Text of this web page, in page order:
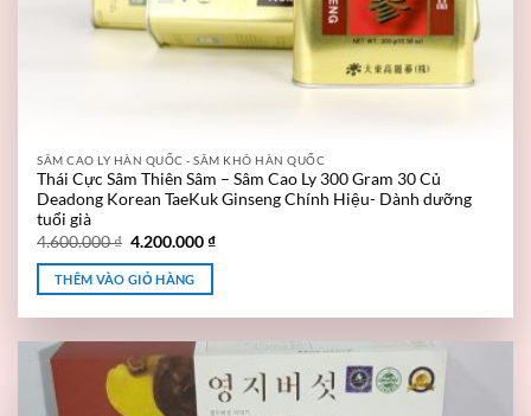
SÂM CAO LY HÀN QUỐC - SÂM KHÔ HÀN QUỐC
Thái Cực Sâm Thiên Sâm – Sâm Cao Ly 300 Gram 30 Củ
Deadong Korean TaeKuk Ginseng Chính Hiệu- Dành dưỡng
tuổi già
4.600.000₫ 4.200.000₫
THÊM VÀO GIỎ HÀNG